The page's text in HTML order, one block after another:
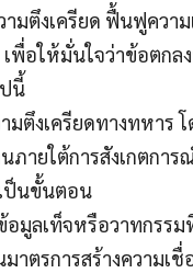
มตึงเครียด ฟื้นฟูคว
พื่อให้มั่นใจว่าข้อตก
นี้
มตึงเครียดทางทหา
ายใต้การสังเกตกา
ป็นขั้นตอน
อมูลเท็จหรือวาทกรร
มาตรการสร้างความ